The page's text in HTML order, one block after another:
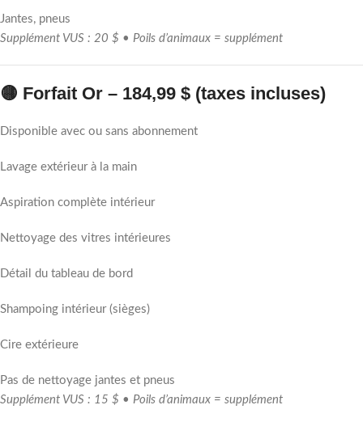
Jantes, pneus
Supplément VUS : 20 $ • Poils d’animaux = supplément
🟡 Forfait Or – 184,99 $ (taxes incluses)
Disponible avec ou sans abonnement
Lavage extérieur à la main
Aspiration complète intérieur
Nettoyage des vitres intérieures
Détail du tableau de bord
Shampoing intérieur (sièges)
Cire extérieure
Pas de nettoyage jantes et pneus
Supplément VUS : 15 $ • Poils d’animaux = supplément